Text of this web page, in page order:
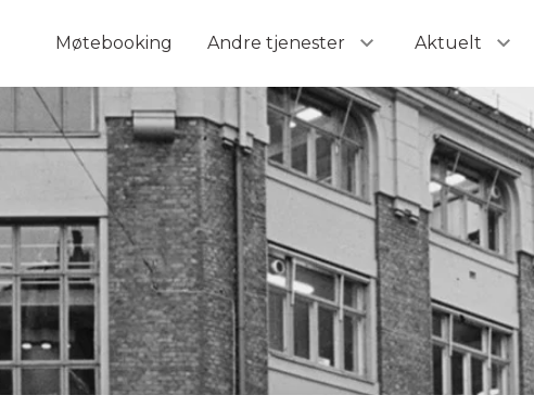
Møtebooking Andre tjenester Aktuelt